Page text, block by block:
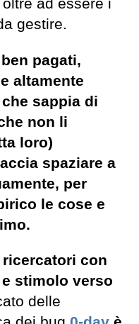
ad essere i
gestire.
ben pagati,
altamente
sappia di
non li
loro)
spaziare a
per
le cose e
con
stimolo verso
delle